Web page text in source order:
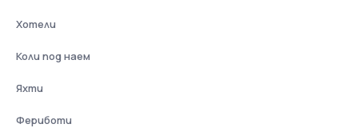
Хотели
Коли под наем
Яхти
Фериботи